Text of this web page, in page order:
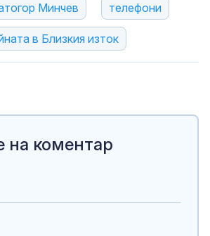
Минчев телефони
в Близкия изток
на коментар